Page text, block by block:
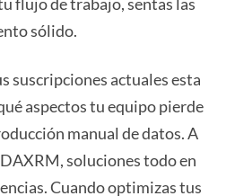
sólido.
suscripciones actuales esta
aspectos tu equipo pierde
manual de datos. A
soluciones todo en
Cuando optimizas tus